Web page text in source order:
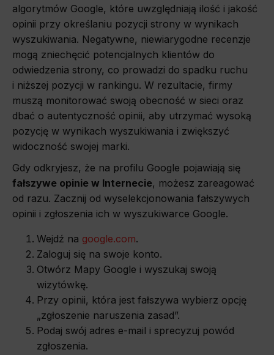
algorytmów Google, które uwzględniają ilość i jakość
opinii przy określaniu pozycji strony w wynikach
wyszukiwania. Negatywne, niewiarygodne recenzje
mogą zniechęcić potencjalnych klientów do
odwiedzenia strony, co prowadzi do spadku ruchu
i niższej pozycji w rankingu. W rezultacie, firmy
muszą monitorować swoją obecność w sieci oraz
dbać o autentyczność opinii, aby utrzymać wysoką
pozycję w wynikach wyszukiwania i zwiększyć
widoczność swojej marki.
Gdy odkryjesz, że na profilu Google pojawiają się
fałszywe opinie w Internecie, możesz zareagować
od razu. Zacznij od wyselekcjonowania fałszywych
opinii i zgłoszenia ich w wyszukiwarce Google.
Wejdź na google.com.
Zaloguj się na swoje konto.
Otwórz Mapy Google i wyszukaj swoją
wizytówkę.
Przy opinii, która jest fałszywa wybierz opcję
„zgłoszenie naruszenia zasad”.
Podaj swój adres e-mail i sprecyzuj powód
zgłoszenia.